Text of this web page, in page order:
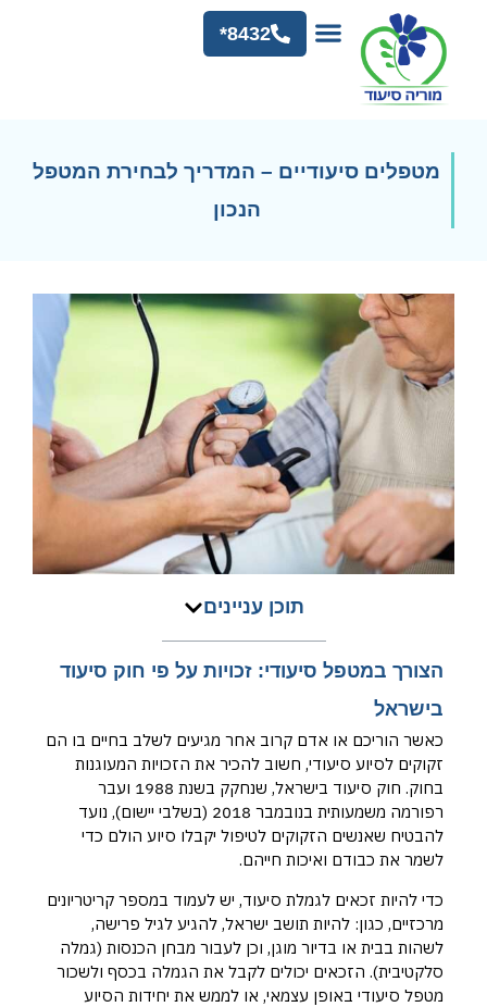
8432*
מטפלים סיעודיים – המדריך לבחירת המטפל
הנכון
תוכן עניינים
הצורך במטפל סיעודי: זכויות על פי חוק סיעוד
בישראל
כאשר הוריכם או אדם קרוב אחר מגיעים לשלב בחיים בו הם
זקוקים לסיוע סיעודי, חשוב להכיר את הזכויות המעוגנות
בחוק. חוק סיעוד בישראל, שנחקק בשנת 1988 ועבר
רפורמה משמעותית בנובמבר 2018 (בשלבי יישום), נועד
להבטיח שאנשים הזקוקים לטיפול יקבלו סיוע הולם כדי
לשמר את כבודם ואיכות חייהם.
כדי להיות זכאים לגמלת סיעוד, יש לעמוד במספר קריטריונים
מרכזיים, כגון: להיות תושב ישראל, להגיע לגיל פרישה,
לשהות בבית או בדיור מוגן, וכן לעבור מבחן הכנסות (גמלה
סלקטיבית). הזכאים יכולים לקבל את הגמלה בכסף ולשכור
מטפל סיעודי באופן עצמאי, או לממש את יחידות הסיוע